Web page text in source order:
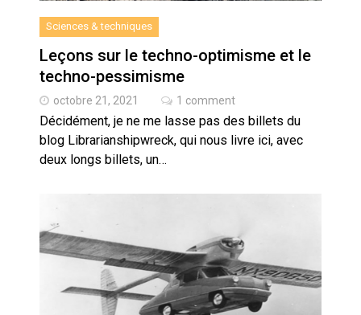
Sciences & techniques
Leçons sur le techno-optimisme et le
techno-pessimisme
octobre 21, 2021 1 comment
Décidément, je ne me lasse pas des billets du
blog Librarianshipwreck, qui nous livre ici, avec
deux longs billets, un…